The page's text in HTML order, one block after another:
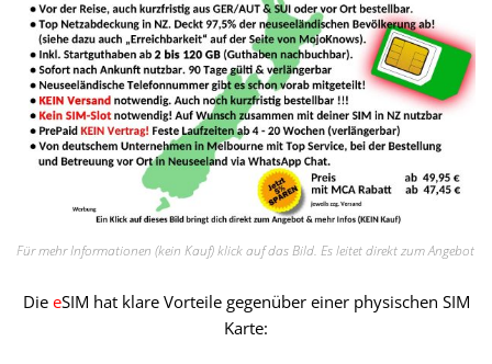
Für mehr Informationen (kein Kauf) klick auf das Bild. Es leitet direkt zum Angebot
Die eSIM hat klare Vorteile gegenüber einer physischen SIM
Karte: